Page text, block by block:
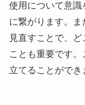
使用について意
に繋がります。
見直すことで、
ことも重要です
立てることができ